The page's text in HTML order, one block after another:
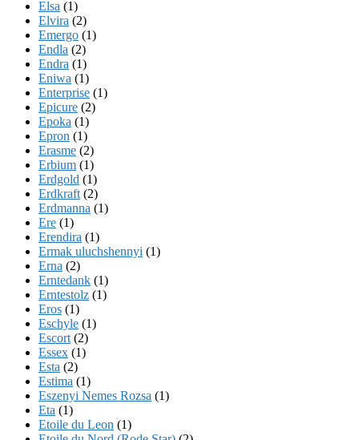
Elsa (1)
Elvira (2)
Emergo (1)
Endla (2)
Endra (1)
Eniwa (1)
Enterprise (1)
Epicure (2)
Epoka (1)
Epron (1)
Erasme (2)
Erbium (1)
Erdgold (1)
Erdkraft (2)
Erdmanna (1)
Ere (1)
Erendira (1)
Ermak uluchshennyi (1)
Erna (2)
Erntedank (1)
Erntestolz (1)
Eros (1)
Eschyle (1)
Escort (2)
Essex (1)
Esta (2)
Estima (1)
Eszenyi Nemes Rozsa (1)
Eta (1)
Etoile du Leon (1)